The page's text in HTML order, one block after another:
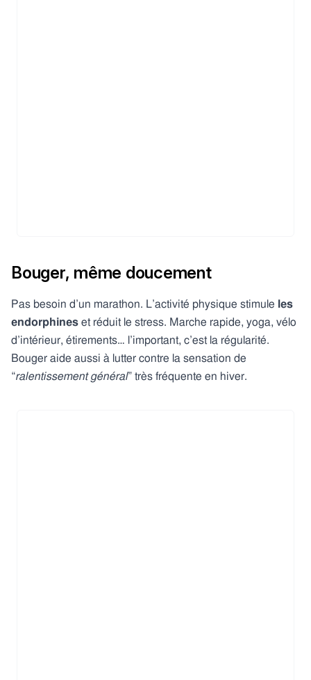
Bouger, même doucement
Pas besoin d’un marathon. L’activité physique stimule les
endorphines et réduit le stress. Marche rapide, yoga, vélo
d’intérieur, étirements… l’important, c’est la régularité.
Bouger aide aussi à lutter contre la sensation de
“ralentissement général” très fréquente en hiver.